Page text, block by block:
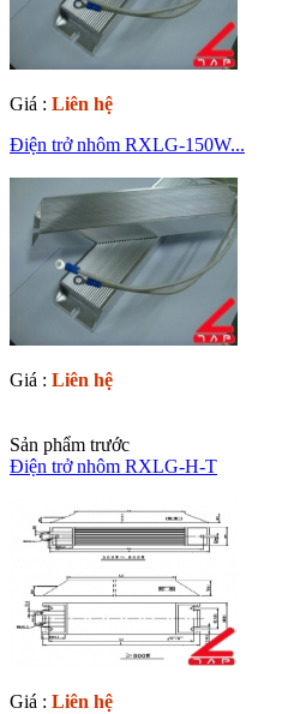
Giá : Liên hệ
Điện trở nhôm RXLG-150W...
Giá : Liên hệ
Sản phẩm trước
Điện trở nhôm RXLG-H-T
Giá : Liên hệ